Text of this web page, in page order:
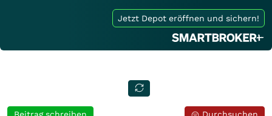
Jetzt Depot eröffnen und sichern!